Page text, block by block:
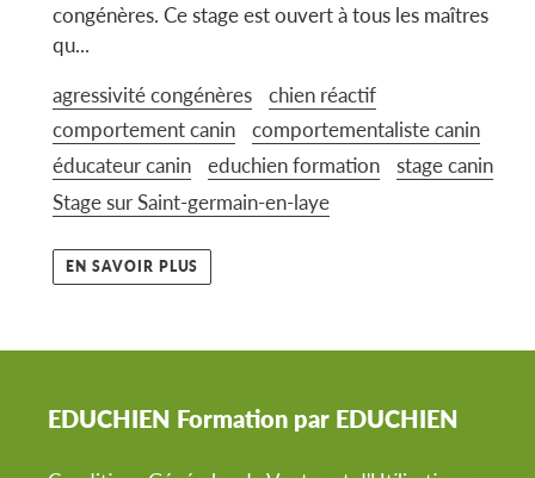
congénères. Ce stage est ouvert à tous les maîtres
qu...
agressivité congénères
chien réactif
comportement canin
comportementaliste canin
éducateur canin
educhien formation
stage canin
Stage sur Saint-germain-en-laye
EN SAVOIR PLUS
EDUCHIEN Formation par EDUCHIEN